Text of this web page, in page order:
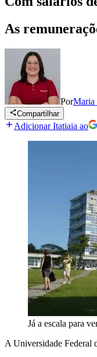
As
PorMaria
Compartilhar
Adicionar Itatiaia ao
Já a escala para
A Universidade Federal